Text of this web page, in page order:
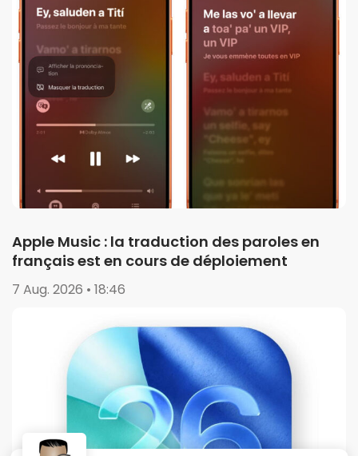
Apple Music : la traduction des paroles en
français est en cours de déploiement
7 Aug. 2026 • 18:46